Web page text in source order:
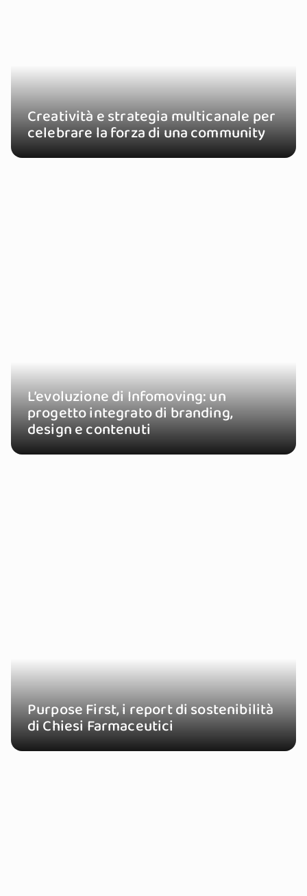
Creatività e strategia multicanale per
celebrare la forza di una community
L’evoluzione di Infomoving: un
progetto integrato di branding,
design e contenuti
Purpose First, i report di sostenibilità
di Chiesi Farmaceutici